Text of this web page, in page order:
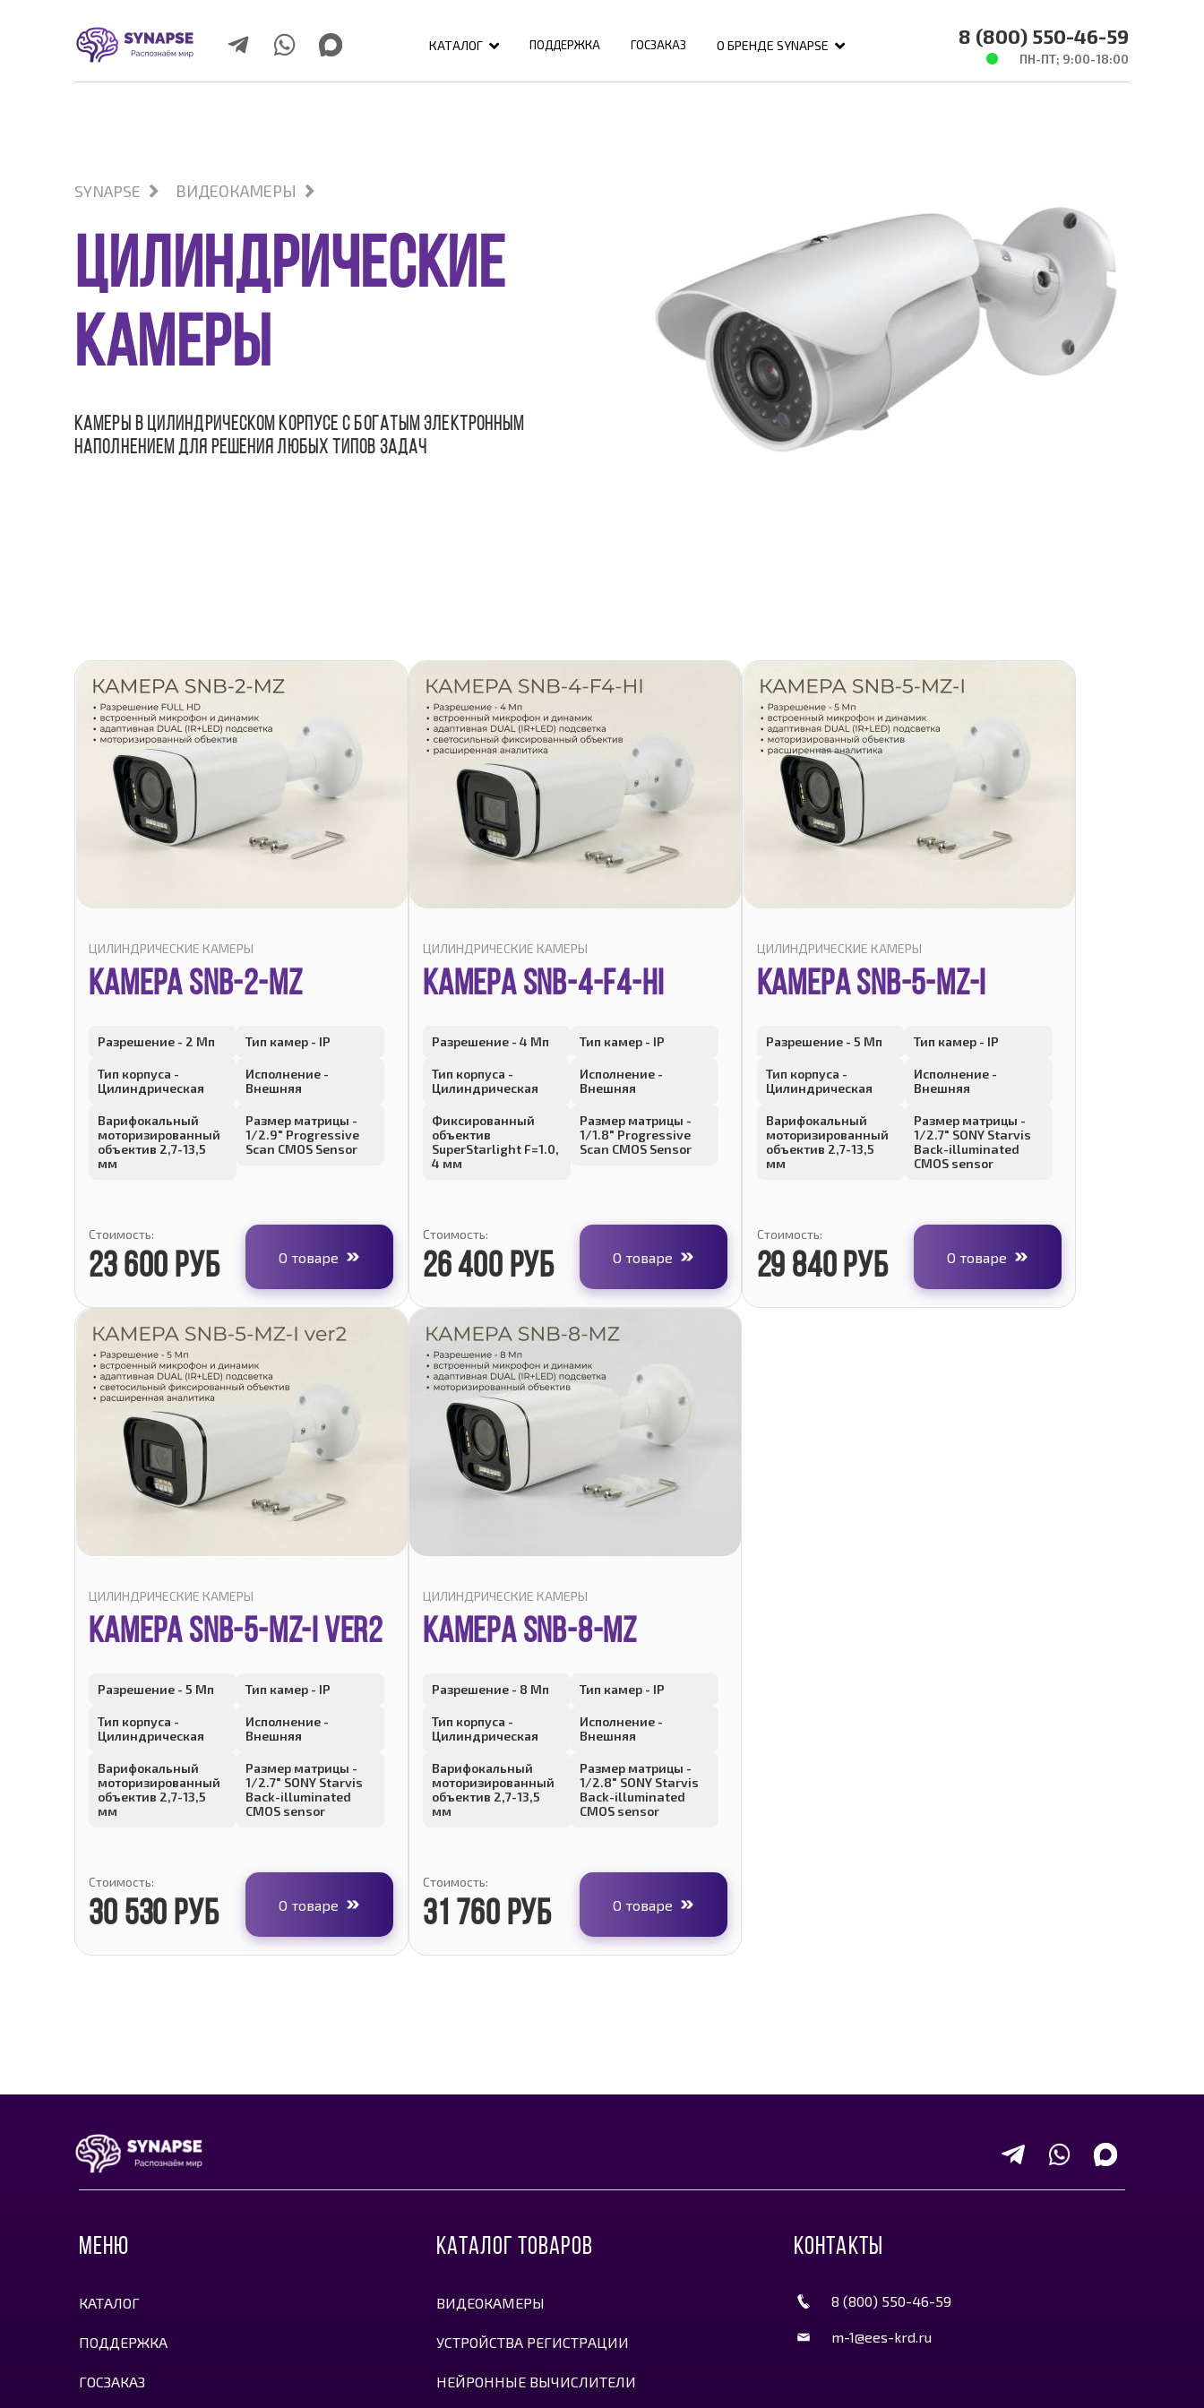
КАТАЛОГ ПОДДЕРЖКА ГОСЗАКАЗ О БРЕНДЕ SYNAPSE 8 (800) 550-46-59
ПН-ПТ; 9:00-18:00
SYNAPSE ВИДЕОКАМЕРЫ
ЦИЛИНДРИЧЕСКИЕ
КАМЕРЫ
Камеры в цилиндрическом корпусе с богатым электронным
наполнением для решения любых типов задач
ЦИЛИНДРИЧЕСКИЕ КАМЕРЫ
КАМЕРА SNB-2-MZ
Разрешение - 2 Мп Тип камер - IP
Тип корпуса -
Цилиндрическая
Исполнение -
Внешняя
Варифокальный
моторизированный
объектив 2,7-13,5
мм
Размер матрицы -
1/2.9" Progressive
Scan CMOS Sensor
Стоимость:
23 600 руб О товаре
ЦИЛИНДРИЧЕСКИЕ КАМЕРЫ
КАМЕРА SNB-4-F4-HI
Разрешение - 4 Мп Тип камер - IP
Тип корпуса -
Цилиндрическая
Исполнение -
Внешняя
Фиксированный
объектив
SuperStarlight F=1.0,
4 мм
Размер матрицы -
1/1.8" Progressive
Scan CMOS Sensor
Стоимость:
26 400 руб О товаре
ЦИЛИНДРИЧЕСКИЕ КАМЕРЫ
КАМЕРА SNB-5-MZ-I
Разрешение - 5 Мп Тип камер - IP
Тип корпуса -
Цилиндрическая
Исполнение -
Внешняя
Варифокальный
моторизированный
объектив 2,7-13,5
мм
Размер матрицы -
1/2.7" SONY Starvis
Back-illuminated
CMOS sensor
Стоимость:
29 840 руб О товаре
ЦИЛИНДРИЧЕСКИЕ КАМЕРЫ
КАМЕРА SNB-5-MZ-I ver2
Разрешение - 5 Мп Тип камер - IP
Тип корпуса -
Цилиндрическая
Исполнение -
Внешняя
Варифокальный
моторизированный
объектив 2,7-13,5
мм
Размер матрицы -
1/2.7" SONY Starvis
Back-illuminated
CMOS sensor
Стоимость:
30 530 руб О товаре
ЦИЛИНДРИЧЕСКИЕ КАМЕРЫ
КАМЕРА SNB-8-MZ
Разрешение - 8 Мп Тип камер - IP
Тип корпуса -
Цилиндрическая
Исполнение -
Внешняя
Варифокальный
моторизированный
объектив 2,7-13,5
мм
Размер матрицы -
1/2.8" SONY Starvis
Back-illuminated
CMOS sensor
Стоимость:
31 760 руб О товаре
МЕНЮ
КАТАЛОГ
ПОДДЕРЖКА
ГОСЗАКАЗ
КАТАЛОГ ТОВАРОВ
ВИДЕОКАМЕРЫ
УСТРОЙСТВА РЕГИСТРАЦИИ
НЕЙРОННЫЕ ВЫЧИСЛИТЕЛИ
КОНТАКТЫ
8 (800) 550-46-59
m-1@ees-krd.ru